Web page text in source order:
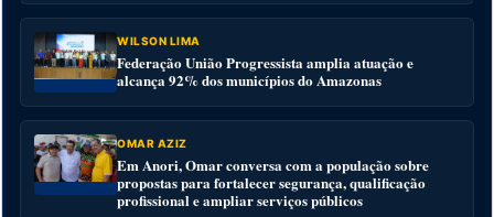
WILSON LIMA
Federação União Progressista amplia atuação e
alcança 92% dos municípios do Amazonas
OMAR AZIZ
Em Anori, Omar conversa com a população sobre
propostas para fortalecer segurança, qualificação
profissional e ampliar serviços públicos